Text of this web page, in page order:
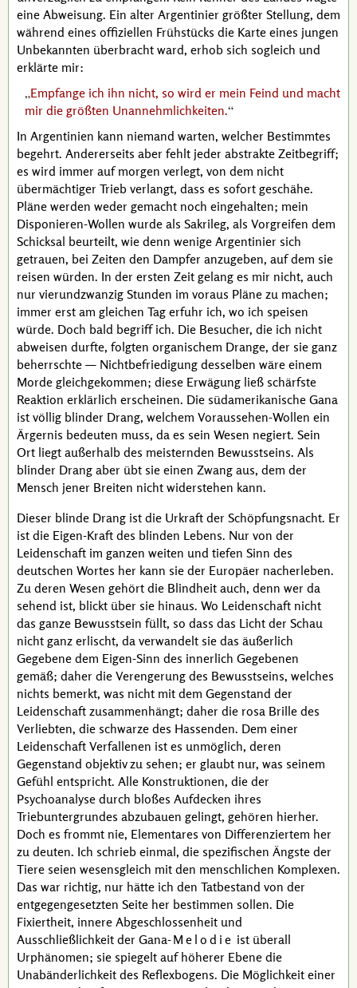
eine Abweisung. Ein alter Argentinier größter Stellung, dem
während eines offiziellen Frühstücks die Karte eines jungen
Unbekannten überbracht ward, erhob sich sogleich und
erklärte mir:
Empfange ich ihn nicht, so wird er mein Feind und macht
mir die größten Unannehmlichkeiten.
In Argentinien kann niemand warten, welcher Bestimmtes
begehrt. Andererseits aber fehlt jeder abstrakte Zeitbegriff;
es wird immer auf morgen verlegt, von dem nicht
übermächtiger Trieb verlangt, dass es sofort geschähe.
Pläne werden weder gemacht noch eingehalten; mein
Disponieren-Wollen wurde als Sakrileg, als Vorgreifen dem
Schicksal beurteilt, wie denn wenige Argentinier sich
getrauen, bei Zeiten den Dampfer anzugeben, auf dem sie
reisen würden. In der ersten Zeit gelang es mir nicht, auch
nur vierundzwanzig Stunden im voraus Pläne zu machen;
immer erst am gleichen Tag erfuhr ich, wo ich speisen
würde. Doch bald begriff ich. Die Besucher, die ich nicht
abweisen durfte, folgten organischem Drange, der sie ganz
beherrschte — Nichtbefriedigung desselben wäre einem
Morde gleichgekommen; diese Erwägung ließ schärfste
Reaktion erklärlich erscheinen. Die südamerikanische Gana
ist völlig blinder Drang, welchem Voraussehen-Wollen ein
Ärgernis bedeuten muss, da es sein Wesen negiert. Sein
Ort liegt außerhalb des meisternden Bewusstseins. Als
blinder Drang aber übt sie einen Zwang aus, dem der
Mensch jener Breiten nicht widerstehen kann.
Dieser blinde Drang ist die Urkraft der Schöpfungsnacht. Er
ist die Eigen-Kraft des blinden Lebens. Nur von der
Leidenschaft im ganzen weiten und tiefen Sinn des
deutschen Wortes her kann sie der Europäer nacherleben.
Zu deren Wesen gehört die Blindheit auch, denn wer da
sehend ist, blickt über sie hinaus. Wo Leidenschaft nicht
das ganze Bewusstsein füllt, so dass das Licht der Schau
nicht ganz erlischt, da verwandelt sie das äußerlich
Gegebene dem Eigen-Sinn des innerlich Gegebenen
gemäß; daher die Verengerung des Bewusstseins, welches
nichts bemerkt, was nicht mit dem Gegenstand der
Leidenschaft zusammenhängt; daher die rosa Brille des
Verliebten, die schwarze des Hassenden. Dem einer
Leidenschaft Verfallenen ist es unmöglich, deren
Gegenstand objektiv zu sehen; er glaubt nur, was seinem
Gefühl entspricht. Alle Konstruktionen, die der
Psychoanalyse durch bloßes Aufdecken ihres
Triebuntergrundes abzubauen gelingt, gehören hierher.
Doch es frommt nie, Elementares von Differenziertem her
zu deuten. Ich schrieb einmal, die spezifischen Ängste der
Tiere seien wesensgleich mit den menschlichen Komplexen.
Das war richtig, nur hätte ich den Tatbestand von der
entgegengesetzten Seite her bestimmen sollen. Die
Fixiertheit, innere Abgeschlossenheit und
Ausschließlichkeit der Gana-Melodie ist überall
Urphänomen; sie spiegelt auf höherer Ebene die
Unabänderlichkeit des Reflexbogens. Die Möglichkeit einer